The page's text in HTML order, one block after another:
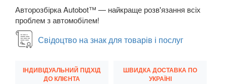
6 Series E64
M6 E63/E64
6 Series F13
Авторозбірка Autobot™ — найкраще розв'язання всіх
проблем з автомобілем!
Свідоцтво на знак для товарів і послуг
ІНДИВІДУАЛЬНИЙ ПІДХІД
ДО КЛІЄНТА
ШВИДКА ДОСТАВКА ПО
УКРАЇНІ